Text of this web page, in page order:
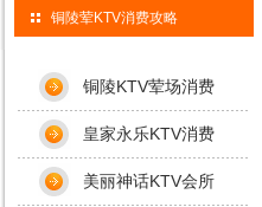
铜陵荤KTV消费攻略
铜陵KTV荤场消费
皇家永乐KTV消费
美丽神话KTV会所